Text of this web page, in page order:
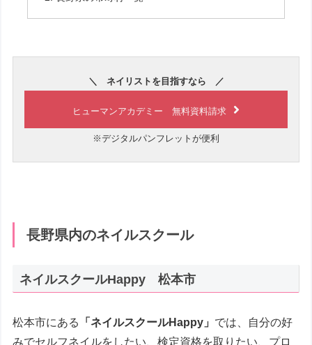
＼ ネイリストを目指すなら ／
ヒューマンアカデミー 無料資料請求
※デジタルパンフレットが便利
長野県内のネイルスクール
ネイルスクールHappy 松本市
松本市にある 「ネイルスクールHappy」 では、自分の好
みでセルフネイルをしたい、検定資格を取りたい、プロ